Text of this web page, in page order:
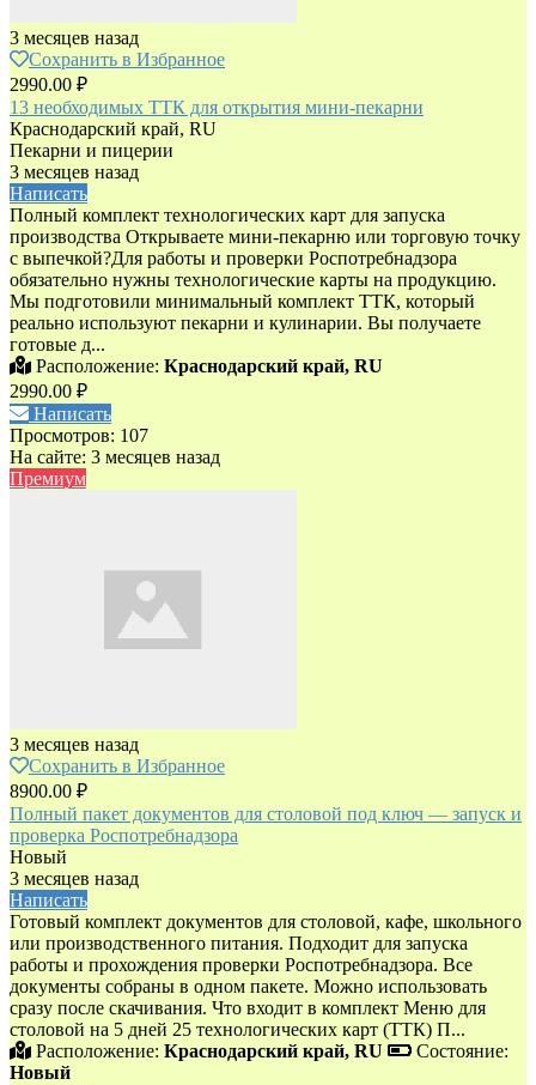
3 месяцев назад
Сохранить в Избранное
2990.00 ₽
13 необходимых ТТК для открытия мини-пекарни
Краснодарский край, RU
Пекарни и пицерии
3 месяцев назад
Написать
Полный комплект технологических карт для запуска
производства Открываете мини-пекарню или торговую точку
с выпечкой?Для работы и проверки Роспотребнадзора
обязательно нужны технологические карты на продукцию.
Мы подготовили минимальный комплект ТТК, который
реально используют пекарни и кулинарии. Вы получаете
готовые д...
Расположение: Краснодарский край, RU
2990.00 ₽
Написать
Просмотров: 107
На сайте: 3 месяцев назад
Премиум
3 месяцев назад
Сохранить в Избранное
8900.00 ₽
Полный пакет документов для столовой под ключ — запуск и
проверка Роспотребнадзора
Новый
3 месяцев назад
Написать
Готовый комплект документов для столовой, кафе, школьного
или производственного питания. Подходит для запуска
работы и прохождения проверки Роспотребнадзора. Все
документы собраны в одном пакете. Можно использовать
сразу после скачивания. Что входит в комплект Меню для
столовой на 5 дней 25 технологических карт (ТТК) П...
Расположение: Краснодарский край, RU
Состояние:
Новый